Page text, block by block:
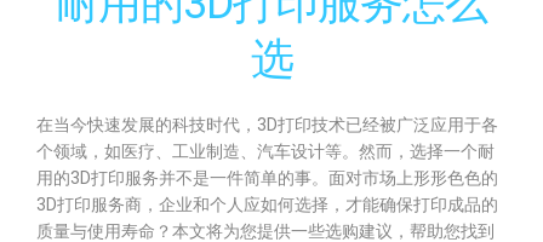
选
在当今快速发展的科技时代，3D打印技术已经被广泛应用于各
个领域，如医疗、工业制造、汽车设计等。然而，选择一个耐
用的3D打印服务并不是一件简单的事。面对市场上形形色色的
3D打印服务商，企业和个人应如何选择，才能确保打印成品的
质量与使用寿命？本文将为您提供一些选购建议，帮助您找到